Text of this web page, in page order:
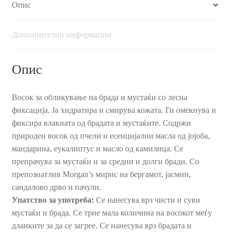
количина
Опис
Дополнителни информации
Опис
Восок за обликување на брада и мустаќи со лесна
фиксација. Ја хидратира и смирува кожата. Ги омекнува и
фиксира влакната од брадата и мустаќите. Содржи
природен восок од пчели и есенцијални масла од јојоба,
мандарина, еукалиптус и масло од камилица. Се
препрачува за мустаќи и за средни и долги бради. Со
препознатлив Morgan’s мирис на бергамот, јасмин,
сандалово дрво и пачули.
Упатство за употреба: Се нанесува врз чисти и суви
мустаќи и брада. Се трие мала количина на восокот меѓу
дланките за да се загрее. Се нанесува врз брадата и